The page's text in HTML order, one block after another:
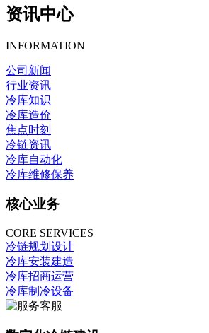
资讯中心
INFORMATION
公司新闻
行业资讯
冷库知识
冷库造价
焦点时刻
冷链资讯
冷库自动化
冷库维修保养
核心业务
CORE SERVICES
冷链规划设计
冷库安装建造
冷库招商运营
冷库制冷设备